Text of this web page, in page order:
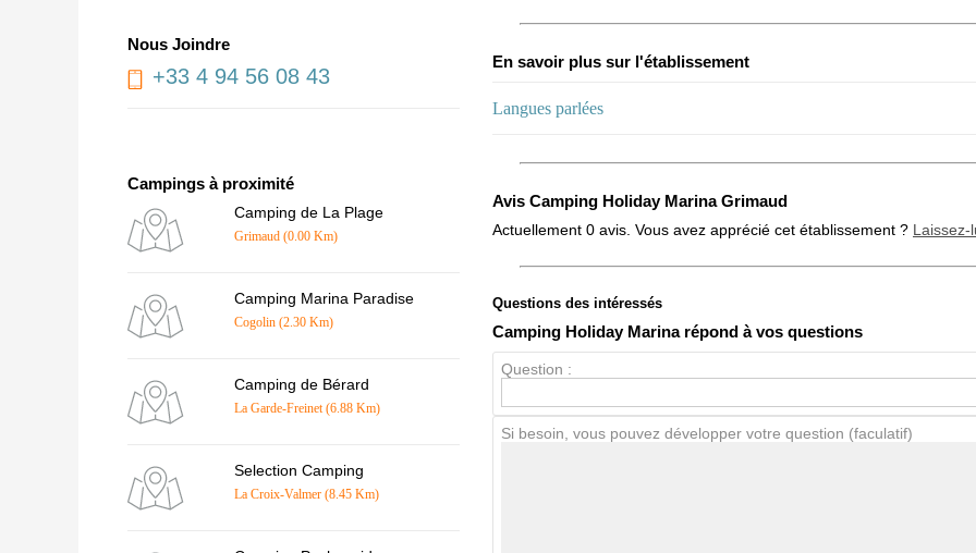
Nous Joindre
+33 4 94 56 08 43
Campings à proximité
Camping de La Plage
Grimaud (0.00 Km)
Camping Marina Paradise
Cogolin (2.30 Km)
Camping de Bérard
La Garde-Freinet (6.88 Km)
Selection Camping
La Croix-Valmer (8.45 Km)
En savoir plus sur l'établissement
Langues parlées
Avis Camping Holiday Marina Grimaud
Actuellement 0 avis. Vous avez apprécié cet établissement ? Laissez-
Note globale
Avis Clients
Questions des intéressés
Camping Holiday Marina répond à vos questions
Question :
Si besoin, vous pouvez développer votre question (faculatif)